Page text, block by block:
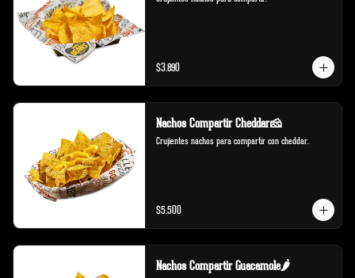
$3.890
Nachos Compartir Cheddar🧀
Crujientes nachos para compartir con cheddar.
$5.500
Nachos Compartir Guacamole🌶️